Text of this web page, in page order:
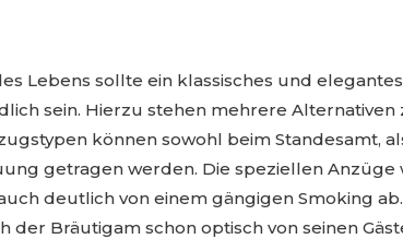
Lebens sollte ein klassisches und
sein. Hierzu stehen mehrere
können sowohl beim Standesamt,
getragen werden. Die speziellen Anzüge
deutlich von einem gängigen Smoking
der Bräutigam schon optisch von seinen